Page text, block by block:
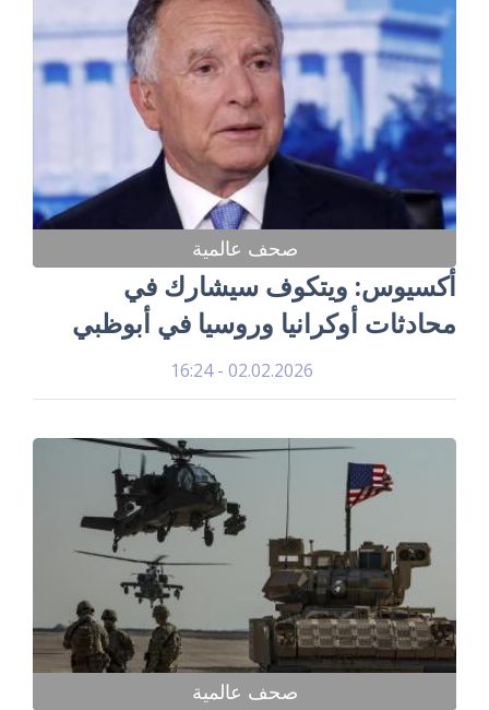
صحف عالمية
أكسيوس: ويتكوف سيشارك في
محادثات أوكرانيا وروسيا في أبوظبي
02.02.2026 - 16:24
صحف عالمية